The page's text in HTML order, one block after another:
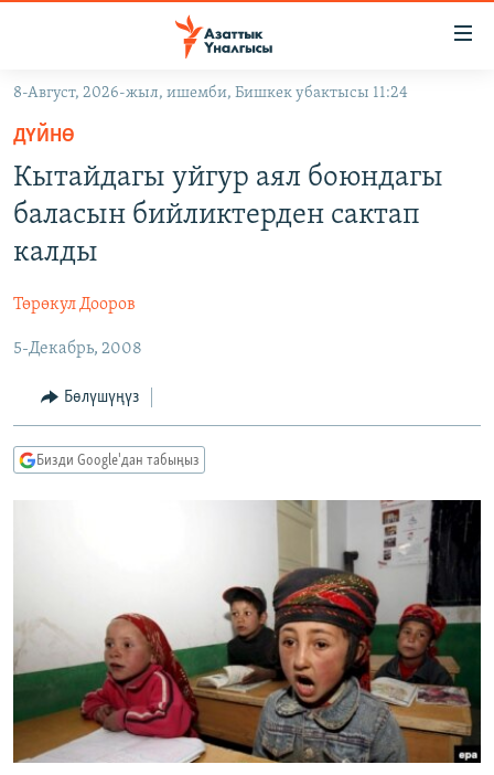
Навигацияга
өтүңүз
Издөөгө
салыңыз
ЖАҢЫЛЫКТАР
МАДАНИЯТ
ДҮЙНӨ
ТВ ПРОГРАММАЛАР
БҮГҮН АЗАТТЫКТА
ЭКСПЕРТТЕР ТАЛДАЙТ
ДАНИСТЕ
ПОДКАСТ
ӨЗГӨЧӨ ПИКИР
Русский
ЭЕ/АРнун бардык сайттары
8-Август, 2026-жыл, ишемби, Бишкек убактысы 11:24
ДҮЙНӨ
Кытайдагы уйгур аял боюндагы
баласын бийликтерден сактап
калды
Төрөкул Дооров
5-Декабрь, 2008
Бөлүшүңүз
Бизди Google'дан табыңыз